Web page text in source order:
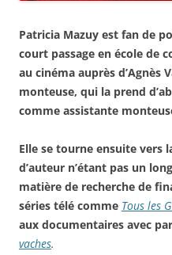
Patricia Mazuy est fan de
court passage en école de
au cinéma auprès d’Agnès
monteuse, qui la prend
comme assistante
Elle se tourne ensuite vers
d’auteur n’étant pas un
matière de recherche de
séries télé comme Tous les
aux documentaires avec
vaches.